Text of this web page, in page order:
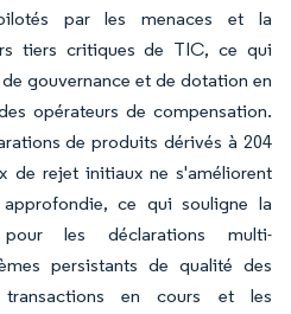
par les menaces et la
tiers critiques de TIC, ce qui
gouvernance et de dotation en
opérateurs de compensation.
de produits dérivés à 204
de rejet initiaux ne s'améliorent
ce qui souligne la
pour les déclarations multi-
persistants de qualité des
transactions en cours et les